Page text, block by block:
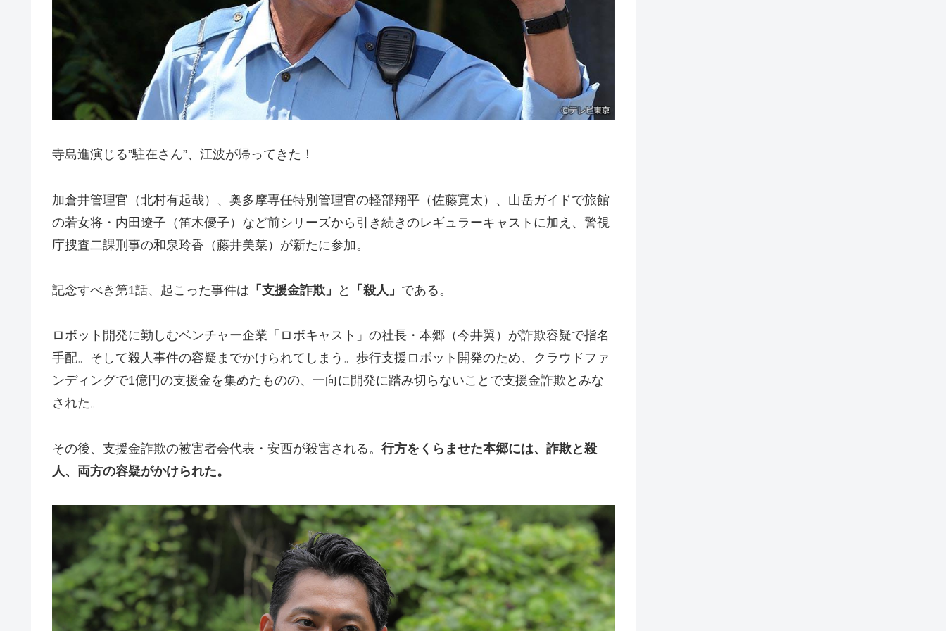
寺島進演じる”駐在さん”、江波が帰ってきた！
加倉井管理官（北村有起哉）、奥多摩専任特別管理官の軽部翔平（佐藤寛太）、山岳ガイドで旅館
の若女将・内田遼子（笛木優子）など前シリーズから引き続きのレギュラーキャストに加え、警視
庁捜査二課刑事の和泉玲香（藤井美菜）が新たに参加。
記念すべき第1話、起こった事件は 「支援金詐欺」 と 「殺人」 である。
ロボット開発に勤しむベンチャー企業「ロボキャスト」の社長・本郷（今井翼）が詐欺容疑で指名
手配。そして殺人事件の容疑までかけられてしまう。歩行支援ロボット開発のため、クラウドファ
ンディングで1億円の支援金を集めたものの、一向に開発に踏み切らないことで支援金詐欺とみな
された。
その後、支援金詐欺の被害者会代表・安西が殺害される。 行方をくらませた本郷には、詐欺と殺
人、両方の容疑がかけられた。